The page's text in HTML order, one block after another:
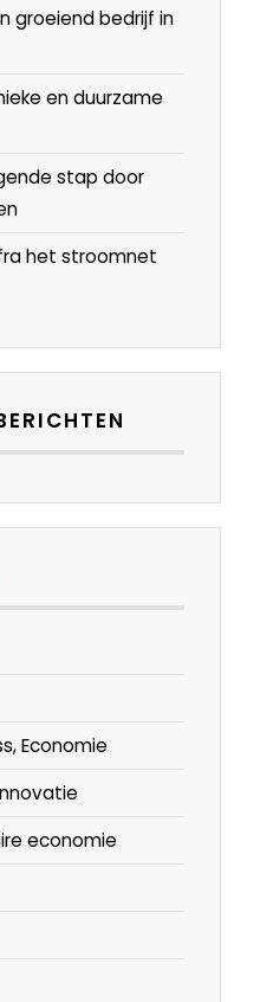
groeiend bedrijf in
en duurzame
stap door
het stroomnet
Economie
economie